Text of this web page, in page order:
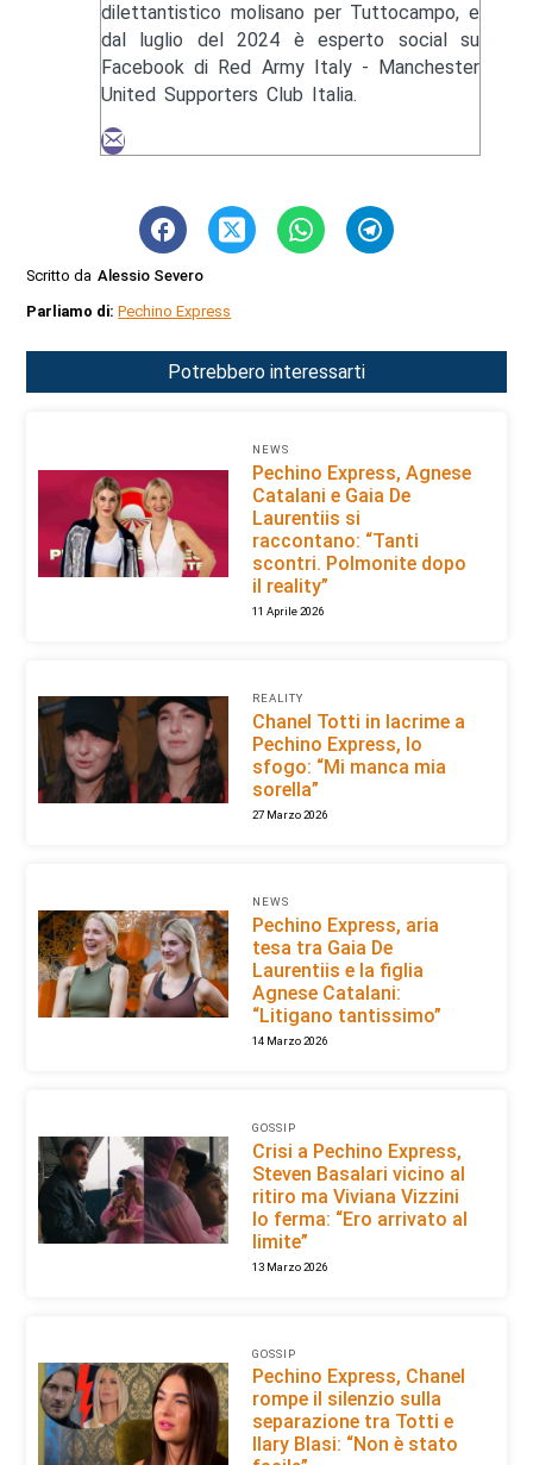
dilettantistico molisano per Tuttocampo, e
dal luglio del 2024 è esperto social su
Facebook di Red Army Italy - Manchester
United Supporters Club Italia.
Scritto da Alessio Severo
Parliamo di:Pechino Express
Potrebbero interessarti
NEWS
Pechino Express, Agnese
Catalani e Gaia De
Laurentiis si
raccontano: “Tanti
scontri. Polmonite dopo
il reality”
11 Aprile 2026
REALITY
Chanel Totti in lacrime a
Pechino Express, lo
sfogo: “Mi manca mia
sorella”
27 Marzo 2026
NEWS
Pechino Express, aria
tesa tra Gaia De
Laurentiis e la figlia
Agnese Catalani:
“Litigano tantissimo”
14 Marzo 2026
GOSSIP
Crisi a Pechino Express,
Steven Basalari vicino al
ritiro ma Viviana Vizzini
lo ferma: “Ero arrivato al
limite”
13 Marzo 2026
GOSSIP
Pechino Express, Chanel
rompe il silenzio sulla
separazione tra Totti e
Ilary Blasi: “Non è stato